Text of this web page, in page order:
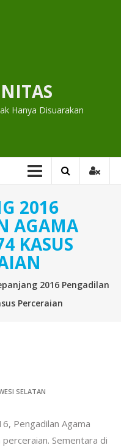
Hanya Disuarakan
2016
AGAMA
KASUS
2016 Pengadilan
Perceraian
SELATAN
Pengadilan Agama
Sementara di